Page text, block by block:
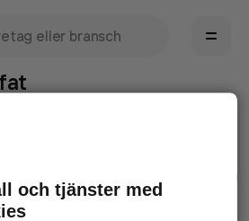
snabbare kan avhjälpa det.
i webbläsaren och försök igen
och tjänster med